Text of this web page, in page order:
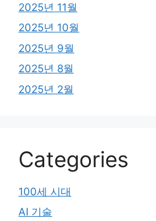
2025년 11월
2025년 10월
2025년 9월
2025년 8월
2025년 2월
Categories
100세 시대
AI 기술